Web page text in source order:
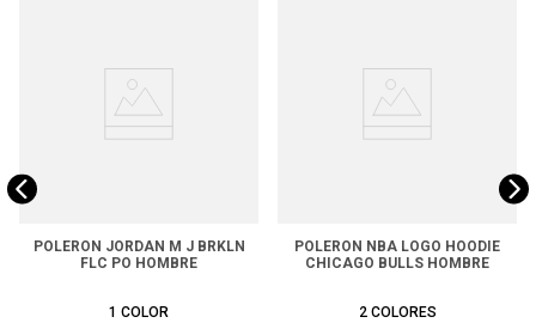
POLERON JORDAN M J BRKLN
FLC PO HOMBRE
1 COLOR
POLERON NBA LOGO HOODIE
CHICAGO BULLS HOMBRE
2 COLORES